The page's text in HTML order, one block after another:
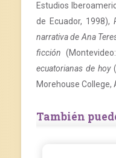
Estudios
de Ecuador, 1998),
narrativa de Ana
ficción
ecuatorianas de hoy
Morehouse College,
También